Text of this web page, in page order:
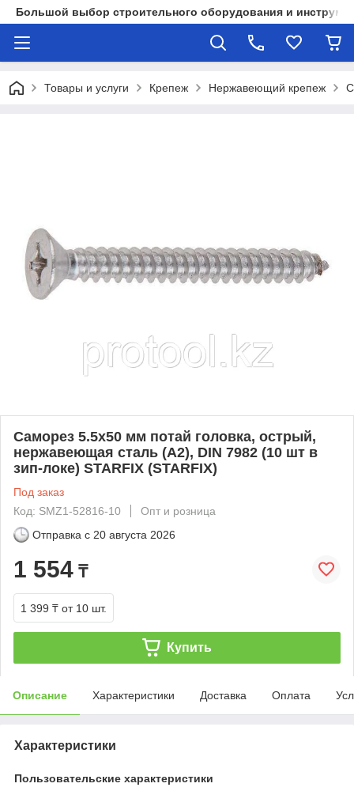
Большой выбор строительного оборудования и
Товары и услуги Крепеж Нержавеющий крепеж
Саморез 5.5х50 мм потай головка, острый,
нержавеющая сталь (А2), DIN 7982 (10 шт в
зип-локе) STARFIX (STARFIX)
Под заказ
Код: SMZ1-52816-10
Опт и розница
Отправка с 20 августа 2026
1 554 ₸
1 399 ₸ от 10 шт.
Купить
Описание Характеристики Доставка Оплата
Характеристики
Пользовательские характеристики